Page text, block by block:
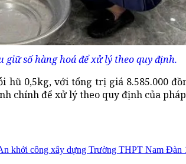
số hàng hoá để xử lý theo quy định.
hũ 0,5kg, với tổng trị giá 8.585.000
chính để xử lý theo quy định của
khởi công xây dựng Trường THPT Nam Đàn